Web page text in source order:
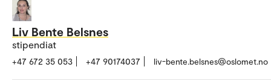
Liv Bente Belsnes
stipendiat
+47 672 35 053 +47 90174037 liv-bente.belsnes@oslomet.no